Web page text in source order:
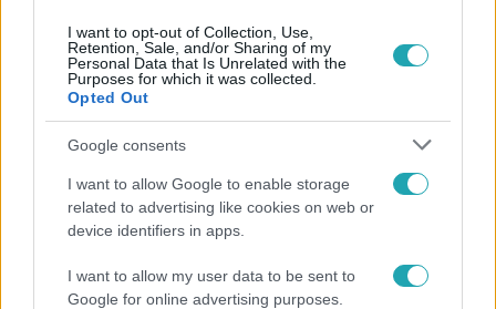
I want to opt-out of Collection, Use,
Retention, Sale, and/or Sharing of my
Personal Data that Is Unrelated with the
Purposes for which it was collected.
Opted Out
Google consents
I want to allow Google to enable storage
related to advertising like cookies on web or
device identifiers in apps.
I want to allow my user data to be sent to
Google for online advertising purposes.
Költségcsökkentés és kieső támogató szerződések
- ezekre panaszkodott a Fradi elnöke egy zártkörű